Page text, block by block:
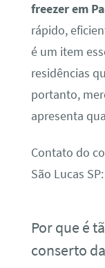
freezer em
rápido,
é um item
residências
portanto,
apresenta
Contato do
São Lucas SP:
Por que é
conserto